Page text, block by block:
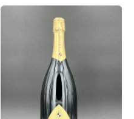
Gaio
Superiore
Millesimato
DOCG